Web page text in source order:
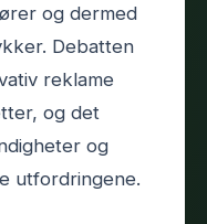
og dermed
Debatten
reklame
og det
og
utfordringene.